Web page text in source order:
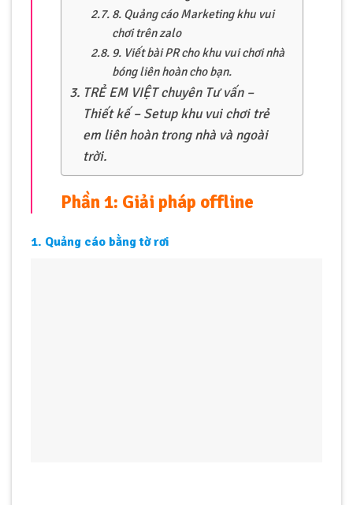
8. Quảng cáo Marketing khu vui
chơi trên zalo
9. Viết bài PR cho khu vui chơi nhà
bóng liên hoàn cho bạn.
TRẺ EM VIỆT chuyên Tư vấn –
Thiết kế – Setup khu vui chơi trẻ
em liên hoàn trong nhà và ngoài
trời.
Phần 1: Giải pháp offline
1. Quảng cáo bằng tờ rơi